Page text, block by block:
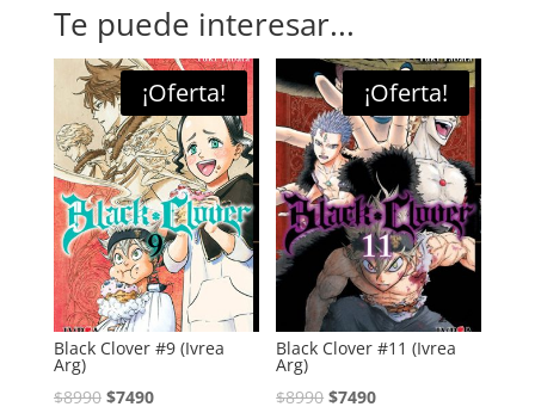
Te puede interesar...
¡Oferta!
Black Clover #9 (Ivrea
Arg)
$8990 El
$7490El
¡Oferta!
Black Clover #11 (Ivrea
Arg)
$8990 El
$7490El